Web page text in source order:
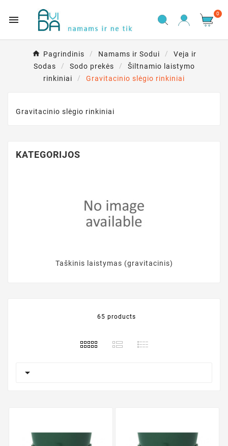

0
Pagrindinis Namams ir Sodui
Veja ir
Sodas
Sodo prekės
Šiltnamio laistymo
rinkiniai
Gravitacinio slėgio rinkiniai
Gravitacinio slėgio rinkiniai
KATEGORIJOS
Taškinis laistymas (gravitacinis)
65 products
